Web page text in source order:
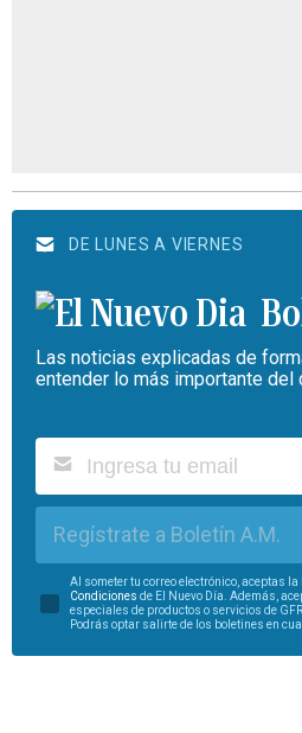
DE LUNES A VIERNES
Las noticias explicadas de
entender lo más importante del
Regístrate a Boletín A.M.
Al someter tu correo electrónico, aceptas la
Condiciones de El Nuevo Día. Además,
especiales de productos o servicios de
Podrás optar salirte de los boletines en